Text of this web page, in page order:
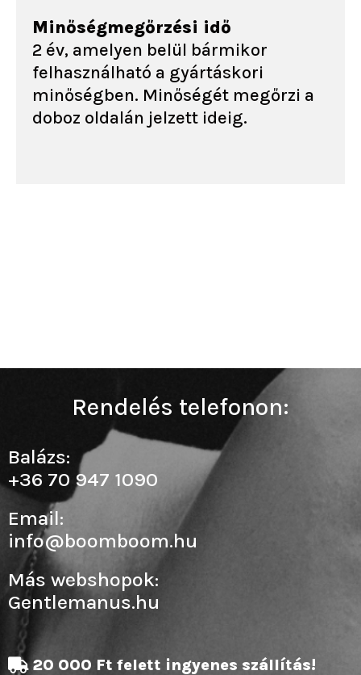
Minőségmegőrzési idő
2 év, amelyen belül bármikor
felhasználható a gyártáskori
minőségben. Minőségét megőrzi a
doboz oldalán jelzett ideig.
20 000 Ft felett ingyenes szállítás!
Rendelés telefonon:
Balázs:
+36 70 947 1090
Email:
info@boomboom.hu
Más webshopok:
Gentlemanus.hu